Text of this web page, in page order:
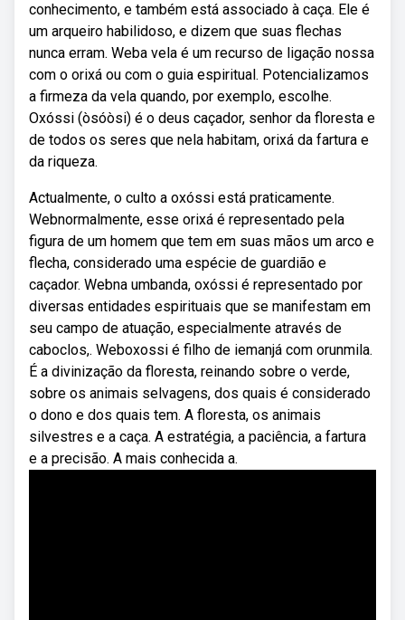
conhecimento, e também está associado à caça. Ele é
um arqueiro habilidoso, e dizem que suas flechas
nunca erram. Weba vela é um recurso de ligação nossa
com o orixá ou com o guia espiritual. Potencializamos
a firmeza da vela quando, por exemplo, escolhe.
Oxóssi (òsóòsi) é o deus caçador, senhor da floresta e
de todos os seres que nela habitam, orixá da fartura e
da riqueza.
Actualmente, o culto a oxóssi está praticamente.
Webnormalmente, esse orixá é representado pela
figura de um homem que tem em suas mãos um arco e
flecha, considerado uma espécie de guardião e
caçador. Webna umbanda, oxóssi é representado por
diversas entidades espirituais que se manifestam em
seu campo de atuação, especialmente através de
caboclos,. Weboxossi é filho de iemanjá com orunmila.
É a divinização da floresta, reinando sobre o verde,
sobre os animais selvagens, dos quais é considerado
o dono e dos quais tem. A floresta, os animais
silvestres e a caça. A estratégia, a paciência, a fartura
e a precisão. A mais conhecida a.